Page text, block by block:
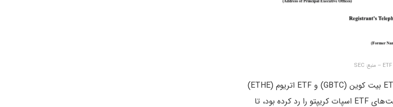
این درخواست گری‌ اسکیل پس از درخواست و راه‌اندازی صندوق‌های ETF بیت کوین (GBTC) و ETF اتریوم (ETHE)
و تایید آن‌ها توسط SEC ارائه می‌شود. پیش از این، SEC همه درخواست‌های ETF اسپات کریپتو را رد کرده بود، تا